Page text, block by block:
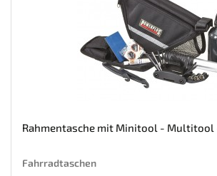
Rahmentasche mit Minitool - Multitool
Fahrradtaschen